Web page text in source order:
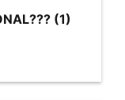
(1)